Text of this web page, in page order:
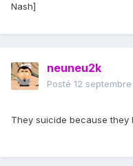
Nash]
neuneu2k
Posté 12
They suicide because they